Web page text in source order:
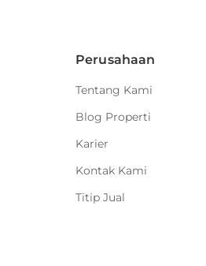
Perusahaan
Tentang Kami
Blog Properti
Karier
Kontak Kami
Titip Jual